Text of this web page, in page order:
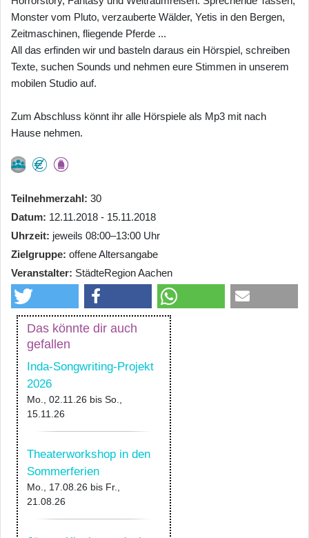
Monster vom Pluto, verzauberte Wälder, Yetis in den Bergen,
Zeitmaschinen, fliegende Pferde ...
All das erfinden wir und basteln daraus ein Hörspiel, schreiben
Texte, suchen Sounds und nehmen eure Stimmen in unserem
mobilen Studio auf.
Zum Abschluss könnt ihr alle Hörspiele als Mp3 mit nach
Hause nehmen.
Teilnehmerzahl 30
Datum 12.11.2018 - 15.11.2018
Uhrzeit jeweils 08:00–13:00 Uhr
Zielgruppe offene Altersangabe
Veranstalter StädteRegion Aachen
Das könnte dir auch
gefallen
Inda-Songwriting-Projekt
2026
Mo., 02.11.26 bis So.,
15.11.26
Theaterworkshop in den
Sommerferien
Mo., 17.08.26 bis Fr.,
21.08.26